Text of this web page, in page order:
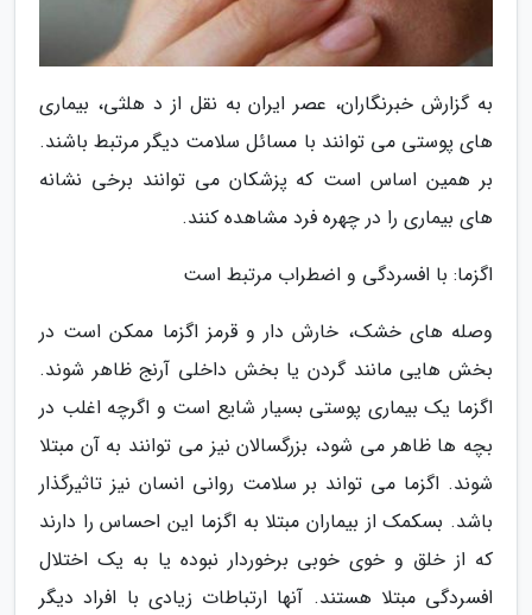
به گزارش خبرنگاران، عصر ایران به نقل از د هلثی، بیماری
های پوستی می توانند با مسائل سلامت دیگر مرتبط باشند.
بر همین اساس است که پزشکان می توانند برخی نشانه
های بیماری را در چهره فرد مشاهده کنند.
اگزما: با افسردگی و اضطراب مرتبط است
وصله های خشک، خارش دار و قرمز اگزما ممکن است در
بخش هایی مانند گردن یا بخش داخلی آرنج ظاهر شوند.
اگزما یک بیماری پوستی بسیار شایع است و اگرچه اغلب در
بچه ها ظاهر می شود، بزرگسالان نیز می توانند به آن مبتلا
شوند. اگزما می تواند بر سلامت روانی انسان نیز تاثیرگذار
باشد. بسکمک از بیماران مبتلا به اگزما این احساس را دارند
که از خلق و خوی خوبی برخوردار نبوده یا به یک اختلال
افسردگی مبتلا هستند. آنها ارتباطات زیادی با افراد دیگر